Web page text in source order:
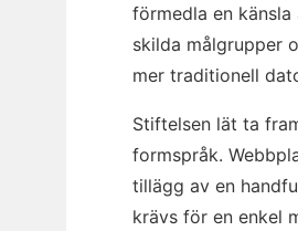
förmedla en
skilda målgrupper
mer traditionell
Stiftelsen lät ta
formspråk.
tillägg av en
krävs för en enkel